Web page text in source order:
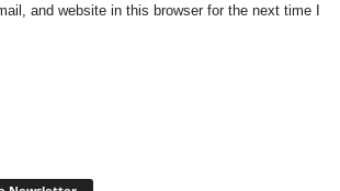
and website in this browser for the next time I